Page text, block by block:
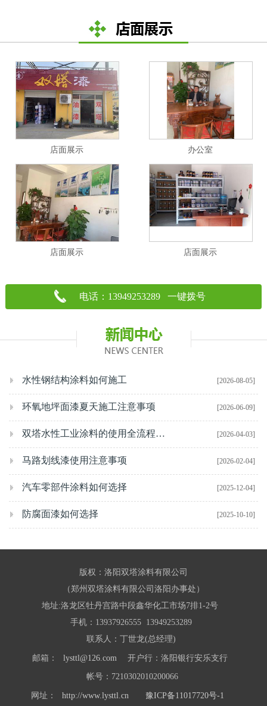
店面展示 办公室
店面展示 店面展示
电话：13949253289 一键拨号
[2026-08-05]
水性钢结构涂料如何施工
[2026-06-09]
环氧地坪面漆夏天施工注意事项
[2026-04-03]
双塔水性工业涂料的使用全流程解析
[2026-02-04]
马路划线漆使用注意事项
[2025-12-04]
汽车零部件涂料如何选择
[2025-10-10]
防腐面漆如何选择
版权：洛阳双塔涂料有限公司
（郑州双塔涂料有限公司洛阳办事处）
地址:洛龙区牡丹宫路中段鑫华化工市场7排1-2号
手机：13937926555 13949253289
联系人：丁世龙(总经理)
邮箱： lysttl@126.com 开户行：洛阳银行安乐支行
帐号：7210302010200066
网址： http://www.lysttl.cn 豫ICP备11017720号-1